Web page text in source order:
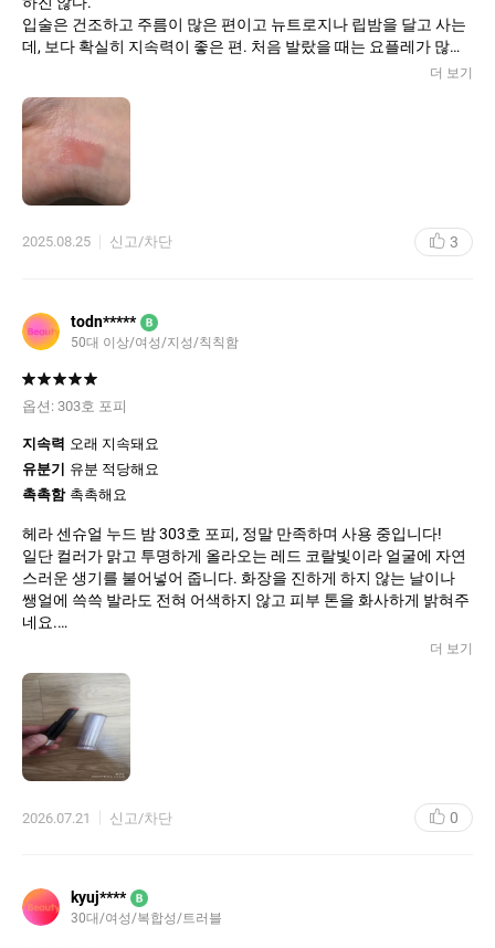
입술은 건조하고 주름이 많은 편이고 뉴트로지나 립밤을 달고 사는
데, 보다 확실히 지속력이 좋은 편. 처음 발랐을 때는 요플레가 많이
생길 것 같았는데 여러 후기들처럼 조금 마르면 끈적이는 느낌은 사
한 무디를 선택했는데 립수정용으로도 잘 쓰고 있다. 매트립을 덧바
르기엔 컬러가 뜰것 같을 때 무디를 바르면 전체적으로 컬러를 자연
스럽게 입혀준다. 주름 부각도 거의 없고, 특히 주름 많은 타입은 이
런 제형이 유분은 전체적으로 있는데 컬러가 주름에 끼는? 현상을
많이 겪어서 기피하게 되는데 그런 현상이 없고 고르게 잘 발림! 마
말 자연스러운 혈색처럼 컬러가 올라간다. 대신 연하기 때문에 입술
더 보기
2025.08.25 신고/차단 3
todn***** B
50대 이상/여성/지성/칙칙함
옵션: 303호 포피
지속력 오래 지속돼요
유분기
유분 적당해요
촉촉함 촉촉해요
​헤라 센슈얼 누드 밤 303호 포피, 정말 만족하며 사용 중입니다!
​일단 컬러가 맑고 투명하게 올라오는 레드 코랄빛이라 얼굴에 자연
스러운 생기를 불어넣어 줍니다. 화장을 진하게 하지 않는 날이나
쌩얼에 쓱쓱 발라도 전혀 어색하지 않고 피부 톤을 화사하게 밝혀주
네요.
​무엇보다 보습력이 정말 뛰어나요. 학생들 가르치면서 말을 많이 하
은 쫀쫀하게 수분을 채워줘서 하루 종일 입술이 편안합니다. 거울
없이 여러 번 덧발라도 뭉치거나 답답한 느낌 없이 맑게 발색되는 점
도 마음에 쏙 듭니다.
​입술이 건조해서 촉촉한 컬러 립밤 찾으시는 분들, 그리고 자연스러
우면서도 고급스러운 메이크업을 선호하시는 분들께 강력하게 추
매할 생각이에요!
더 보기
2026.07.21 신고/차단 0
kyuj**** B
30대/여성/복합성/트러블